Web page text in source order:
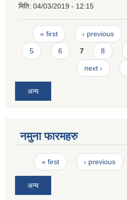
मिति: 04/03/2019 - 12:15
Pages
« first ‹ previous
5 6 7 8
next ›
अन्य
नमुना फारमहरु
Pages
« first ‹ previous
अन्य